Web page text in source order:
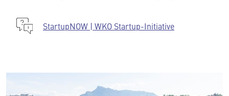
StartupNOW | WKO Startup-Initiative